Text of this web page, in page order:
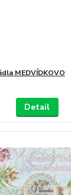
MEDVÍDKOVO
Detail